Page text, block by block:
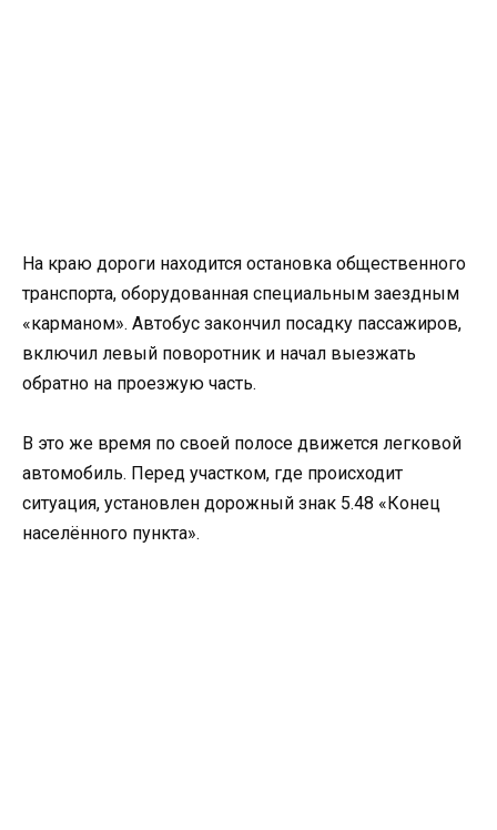
На краю дороги находится остановка общественного
транспорта, оборудованная специальным заездным
«карманом». Автобус закончил посадку пассажиров,
включил левый поворотник и начал выезжать
обратно на проезжую часть.
В это же время по своей полосе движется легковой
автомобиль. Перед участком, где происходит
ситуация, установлен дорожный знак 5.48 «Конец
населённого пункта».